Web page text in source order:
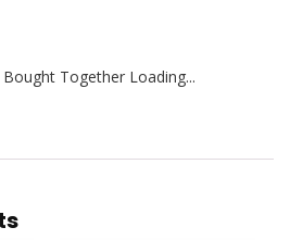
Together Loading...